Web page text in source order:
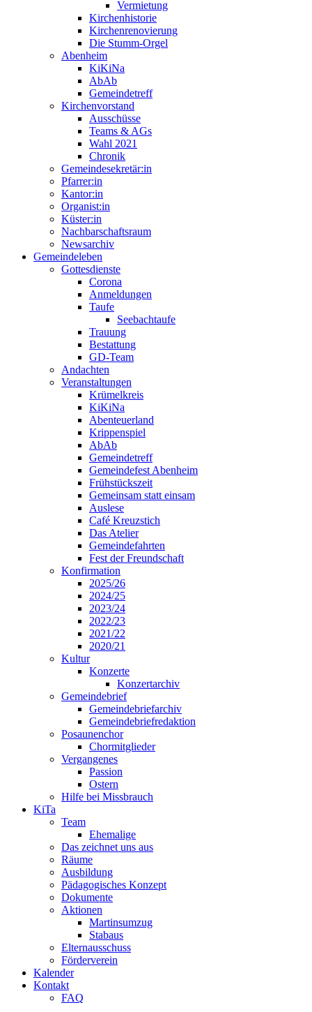
Vermietung
Kirchenhistorie
Kirchenrenovierung
Die Stumm-Orgel
Abenheim
KiKiNa
AbAb
Gemeindetreff
Kirchenvorstand
Ausschüsse
Teams & AGs
Wahl 2021
Chronik
Gemeindesekretär:in
Pfarrer:in
Kantor:in
Organist:in
Küster:in
Nachbarschaftsraum
Newsarchiv
Gemeindeleben
Gottesdienste
Corona
Anmeldungen
Taufe
Seebachtaufe
Trauung
Bestattung
GD-Team
Andachten
Veranstaltungen
Krümelkreis
KiKiNa
Abenteuerland
Krippenspiel
AbAb
Gemeindetreff
Gemeindefest Abenheim
Frühstückszeit
Gemeinsam statt einsam
Auslese
Café Kreuzstich
Das Atelier
Gemeindefahrten
Fest der Freundschaft
Konfirmation
2025/26
2024/25
2023/24
2022/23
2021/22
2020/21
Kultur
Konzerte
Konzertarchiv
Gemeindebrief
Gemeindebriefarchiv
Gemeindebriefredaktion
Posaunenchor
Chormitglieder
Vergangenes
Passion
Ostern
Hilfe bei Missbrauch
KiTa
Team
Ehemalige
Das zeichnet uns aus
Räume
Ausbildung
Pädagogisches Konzept
Dokumente
Aktionen
Martinsumzug
Stabaus
Elternausschuss
Förderverein
Kalender
Kontakt
FAQ